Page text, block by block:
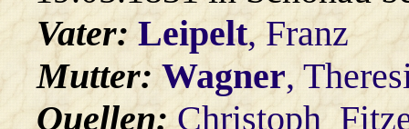
Vater:Leipelt, Franz
Mutter:Wagner,
Quellen: